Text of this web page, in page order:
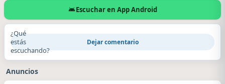
Escuchar en App Android
¿Qué
estás
escuchando?
Dejar comentario
Anuncios